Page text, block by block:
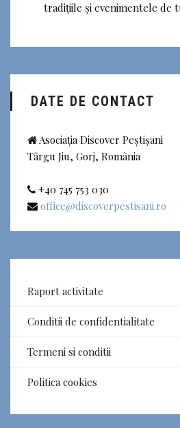
tradițiile și evenimentele de
DATE DE CONTACT
Asociația Discover Peștișani
Târgu Jiu, Gorj, România
+40 745 753 030
office@discoverpestisani.ro
Raport activitate
Conditii de confidentialitate
Termeni si conditii
Politica cookies